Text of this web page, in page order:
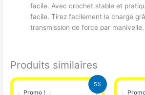
facile. Avec crochet stable et
facile. Tirez facilement la charge
transmission de force par manivelle.
Produits similaires
5%
Promo !
Promo !
Le
Le
prix